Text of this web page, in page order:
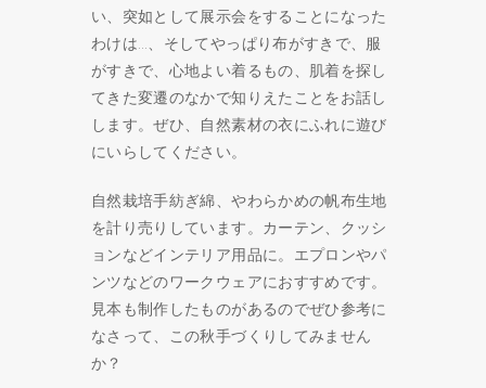
い、突如として展示会をすることになった
わけは…、そしてやっぱり布がすきで、服
がすきで、心地よい着るもの、肌着を探し
てきた変遷のなかで知りえたことをお話し
します。ぜひ、自然素材の衣にふれに遊び
にいらしてください。
自然栽培手紡ぎ綿、やわらかめの帆布生地
を計り売りしています。カーテン、クッシ
ョンなどインテリア用品に。エプロンやパ
ンツなどのワークウェアにおすすめです。
見本も制作したものがあるのでぜひ参考に
なさって、この秋手づくりしてみません
か？